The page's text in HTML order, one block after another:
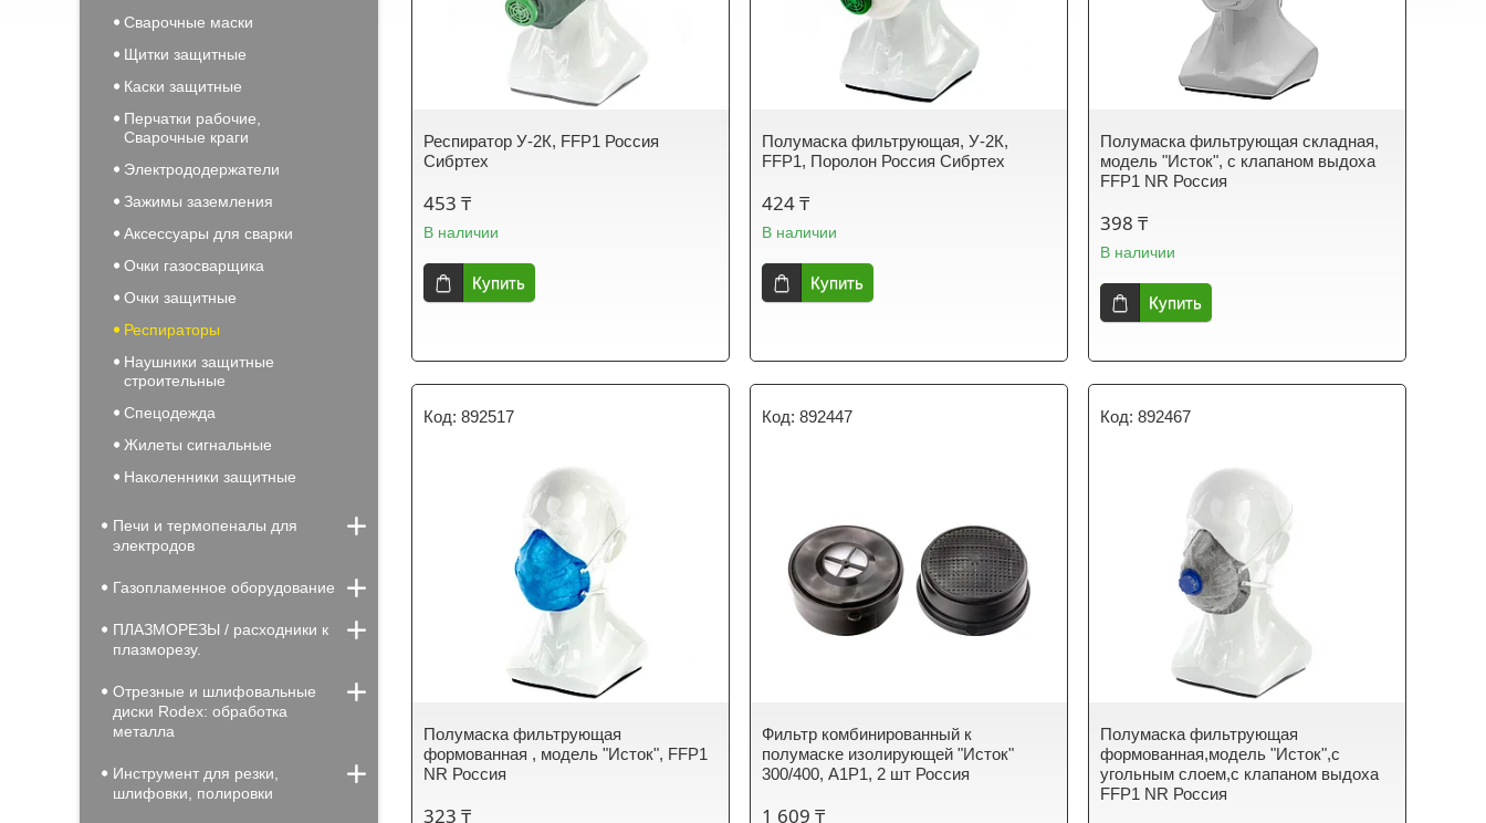
Респиратор У-2К, FFP1 Россия
Сибртех
453 ₸
В наличии
Купить
Полумаска фильтрующая, У-2К,
FFP1, Поролон Россия Сибртех
424 ₸
В наличии
Купить
Полумаска фильтрующая складная,
модель "Исток", с клапаном выдоха
FFP1 NR Россия
398 ₸
В наличии
Купить
892517
Полумаска фильтрующая
формованная , модель "Исток", FFP1
NR Россия
323 ₸
892447
Фильтр комбинированный к
полумаске изолирующей "Исток"
300/400, А1Р1, 2 шт Россия
1 609 ₸
892467
Полумаска фильтрующая
формованная,модель "Исток",с
угольным слоем,с клапаном выдоха
FFP1 NR Россия
Сварочные маски
Щитки защитные
Каски защитные
Перчатки рабочие,
Сварочные краги
Электрододержатели
Зажимы заземления
Аксессуары для сварки
Очки газосварщика
Очки защитные
Респираторы
Наушники защитные
строительные
Спецодежда
Жилеты сигнальные
Наколенники защитные
Печи и термопеналы для
электродов
Газопламенное оборудование
ПЛАЗМОРЕЗЫ / расходники к
плазморезу.
Отрезные и шлифовальные
диски Rodex: обработка
металла
Инструмент для резки,
шлифовки, полировки